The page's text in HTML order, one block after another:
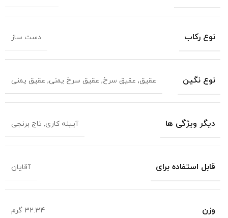
رکاب دست ساز
نگین عقیق سرخ,عقیق سرخ یمنی, عقیق یمنی
ویژگی ها آیینه کاری,تاج برنجی
استفاده برای